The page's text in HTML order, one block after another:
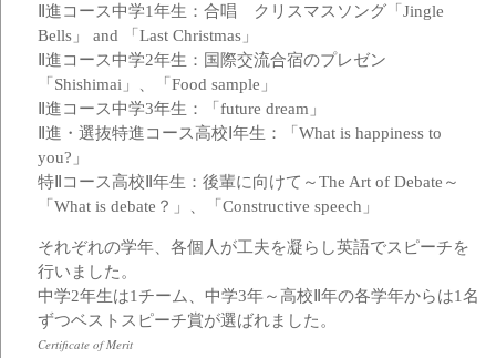
Ⅱ進コース中学1年生：合唱 クリスマスソング「Jingle
Bells」 and 「Last Christmas」
Ⅱ進コース中学2年生：国際交流合宿のプレゼン
「Shishimai」、「Food sample」
Ⅱ進コース中学3年生：「future dream」
Ⅱ進・選抜特進コース高校Ⅰ年生：「What is happiness to
you?」
特Ⅱコース高校Ⅱ年生：後輩に向けて～The Art of Debate～
「What is debate？」、「Constructive speech」
それぞれの学年、各個人が工夫を凝らし英語でスピーチを
行いました。
中学2年生は1チーム、中学3年～高校Ⅱ年の各学年からは1名
ずつベストスピーチ賞が選ばれました。
Certificate of Merit